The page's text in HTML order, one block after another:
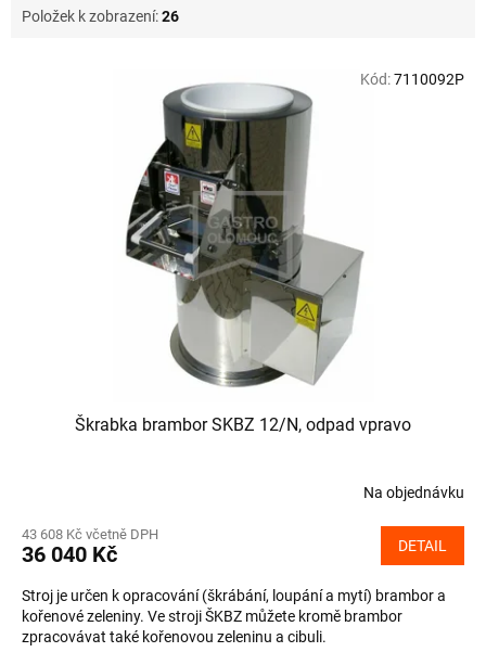
Položek k zobrazení:26
Škrabka brambor SKBZ 12/N, odpad vpravo
Na objednávku
43 608 Kč včetně DPH
36 040 Kč DETAIL
Stroj je určen k opracování (škrábání, loupání a mytí) brambor a
kořenové zeleniny. Ve stroji ŠKBZ můžete kromě brambor
zpracovávat také kořenovou zeleninu a cibuli.
Kód:7110092P